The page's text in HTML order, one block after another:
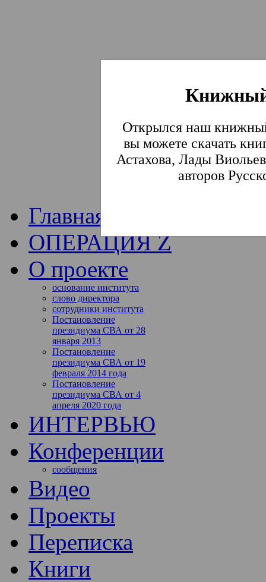
Открылся наш
вы можете скачать
Астахова, Лады
авторов
Институт
Традиции СВА
Главная
ОПЕРАЦИЯ Z
О проекте
основание института
слово директора
сотрудники института
Постановление
президиума СВА от 28
января 2013
Постановление
президиума СВА от 19
февраля 2014 года
Постановление
президиума СВА от 4
апреля 2020 года
ИНТЕРВЬЮ
Конференции
сообщения
Видео
Проекты
Переписка
Книги